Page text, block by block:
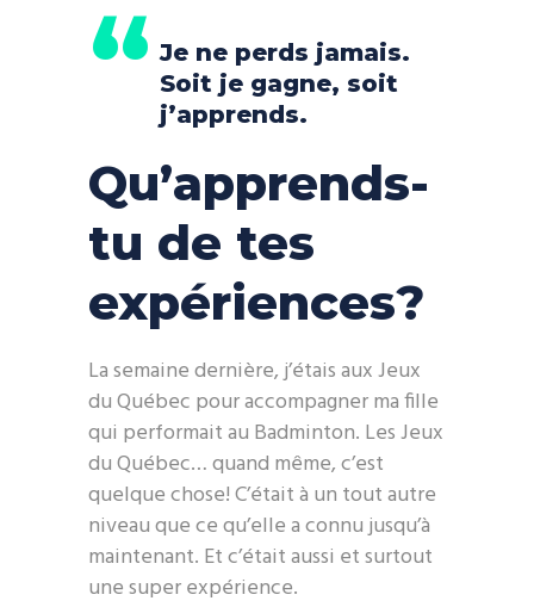
Je ne perds jamais.
Soit je gagne, soit
j’apprends.
Qu’apprends-
tu de tes
expériences?
La semaine dernière, j’étais aux Jeux
du Québec pour accompagner ma fille
qui performait au Badminton. Les Jeux
du Québec… quand même, c’est
quelque chose! C’était à un tout autre
niveau que ce qu’elle a connu jusqu’à
maintenant. Et c’était aussi et surtout
une super expérience.